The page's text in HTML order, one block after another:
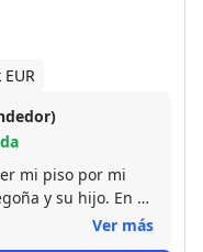
mi piso por mi
y su hijo. En 1
un precioVer más